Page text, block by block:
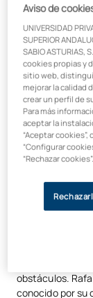
capacidad de
superar
competición.
implica
el estrés y las
Entrenar la
el control de
fortaleza
rendimiento.
Fortaleza
La fortaleza
obstáculos.
conocido por su
Aviso de
UNIVERSIDAD
SUPERIOR
SABIO
cookies propias y
sitio web,
mejorar la calidad
crear un perfil de
Para más
aceptar la
“Aceptar
“Configurar
“Rechazar cookies”.